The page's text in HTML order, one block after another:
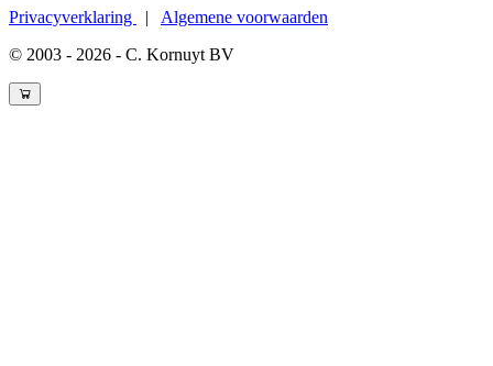
Privacyverklaring | Algemene voorwaarden
© 2003 - 2026 - C. Kornuyt BV